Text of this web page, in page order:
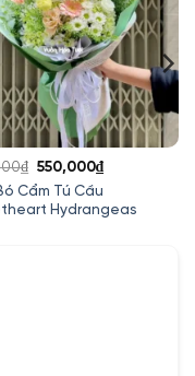
Cẩm Tú Cầu
Hydrangeas
₫ Giá
gốc
là:
550,000₫Giá
hiện
tại